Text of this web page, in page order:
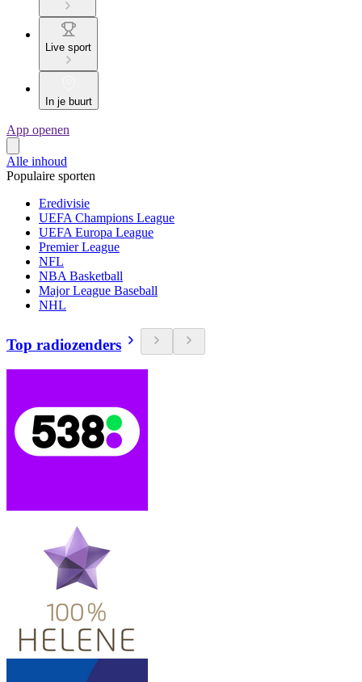
Live sport
In je buurt
App openen
Alle inhoud
Populaire sporten
Eredivisie
UEFA Champions League
UEFA Europa League
Premier League
NFL
NBA Basketball
Major League Baseball
NHL
Top radiozenders